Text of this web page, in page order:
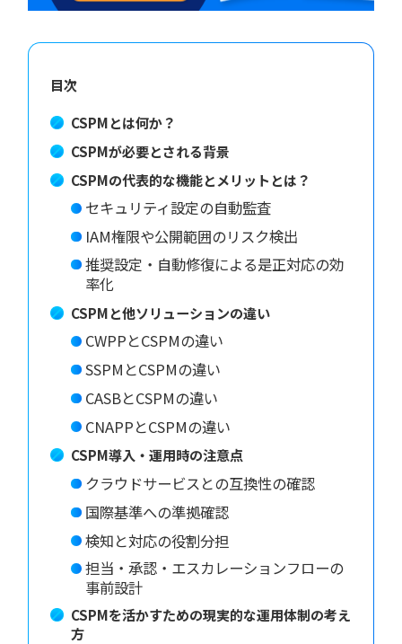
目次
CSPMとは何か？
CSPMが必要とされる背景
CSPMの代表的な機能とメリットとは？
セキュリティ設定の自動監査
IAM権限や公開範囲のリスク検出
推奨設定・自動修復による是正対応の効
率化
CSPMと他ソリューションの違い
CWPPとCSPMの違い
SSPMとCSPMの違い
CASBとCSPMの違い
CNAPPとCSPMの違い
CSPM導入・運用時の注意点
クラウドサービスとの互換性の確認
国際基準への準拠確認
検知と対応の役割分担
担当・承認・エスカレーションフローの
事前設計
CSPMを活かすための現実的な運用体制の考え
方